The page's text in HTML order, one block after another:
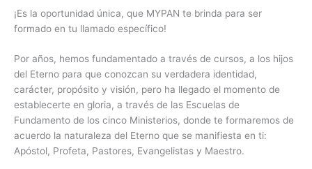
¡Es la oportunidad única, que MYPAN te brinda para ser
formado en tu llamado específico!
Por años, hemos fundamentado a través de cursos, a los hijos
del Eterno para que conozcan su verdadera identidad,
carácter, propósito y visión, pero ha llegado el momento de
establecerte en gloria, a través de las Escuelas de
Fundamento de los cinco Ministerios, donde te formaremos de
acuerdo la naturaleza del Eterno que se manifiesta en ti:
Apóstol, Profeta, Pastores, Evangelistas y Maestro.